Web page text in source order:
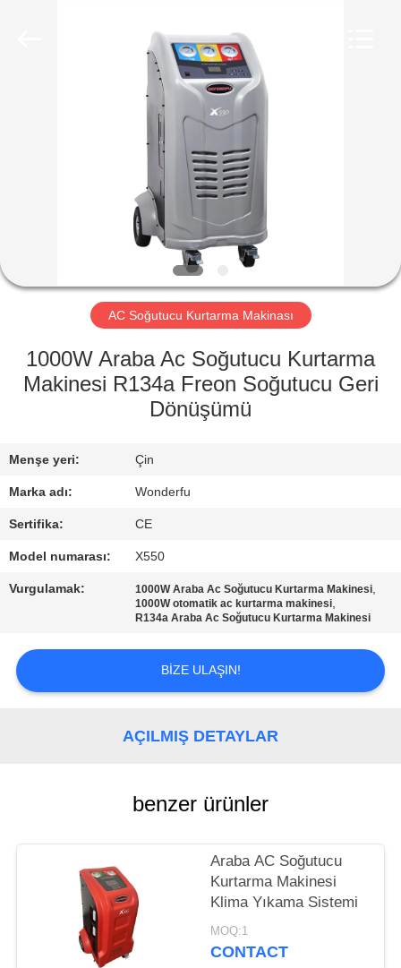
HAKKIMIZDA
FABRIKA
KALITE
BIZIMLE
ILETIŞIME
GEÇIN
BIR
SITE
AC Soğutucu Kurtarma Makinası
1000W Araba Ac Soğutucu Kurtarma
Makinesi R134a Freon Soğutucu Geri
Dönüşümü
Menşe yeri: Çin
Marka adı: Wonderfu
Sertifika: CE
Model numarası: X550
Vurgulamak: 1000W Araba Ac Soğutucu Kurtarma Makinesi,
1000W otomatik ac kurtarma makinesi,
R134a Araba Ac Soğutucu Kurtarma Makinesi
BIZE ULAŞIN!
AÇILMIŞ DETAYLAR
benzer ürünler
Araba AC Soğutucu
Kurtarma Makinesi
Klima Yıkama Sistemi
MOQ:1
CONTACT